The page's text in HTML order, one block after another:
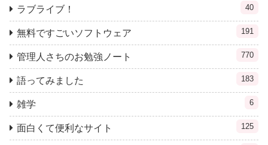
ラブライブ！ 40
無料ですごいソフトウェア 191
管理人さちのお勉強ノート 770
語ってみました 183
雑学 6
面白くて便利なサイト 125